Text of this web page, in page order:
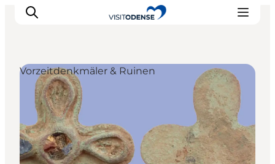
Odense erleben
Veranstaltungen
Reiseplanung
Inspiration
Vorzeitdenkmäler & Ruinen